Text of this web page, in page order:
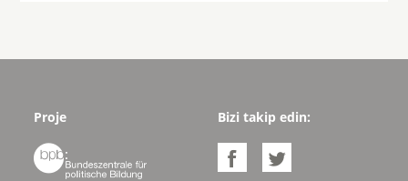
Proje

Bizi takip edin:
 